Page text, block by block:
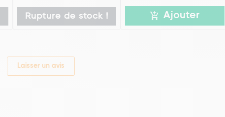
Rupture de stock ! Ajouter
Laisser un avis